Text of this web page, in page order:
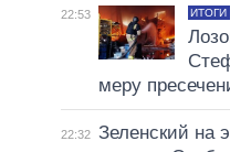
22:53 ИТОГИ
меру
22:32 Зеленский на